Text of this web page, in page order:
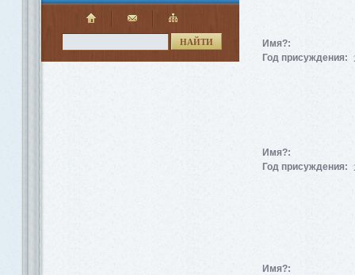
НАЙТИ
Имя?:
Год присуждения:
Имя?:
Год присуждения:
Имя?: